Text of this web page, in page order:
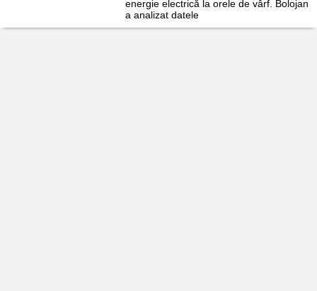
energie electrică la orele de vârf. Bolojan
a analizat datele